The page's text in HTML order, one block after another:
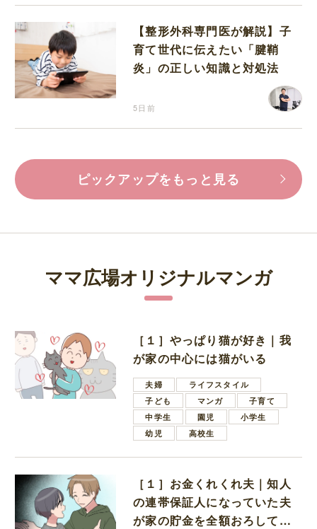
【整形外科専門医が解説】子
育て世代に伝えたい「腱鞘
炎」の正しい知識と対処法
5日前
ピックアップをもっと見る
ママ広場オリジナルマンガ
［１］やっぱり猫が好き｜我
が家の中心には猫がいる
夫婦
ライフスタイル
子ども
マンガ
子育て
中学生
園児
小学生
幼児
高校生
［１］お金くれくれ夫｜知人
の連帯保証人になっていた夫
が家の貯金を全額おろしてほ